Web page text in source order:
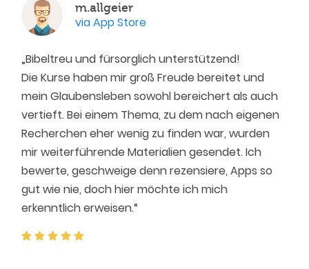
m.allgeier
via App Store
„Bibeltreu und fürsorglich unterstützend!
Die Kurse haben mir groß Freude bereitet und
mein Glaubensleben sowohl bereichert als auch
vertieft. Bei einem Thema, zu dem nach eigenen
Recherchen eher wenig zu finden war, wurden
mir weiterführende Materialien gesendet. Ich
bewerte, geschweige denn rezensiere, Apps so
gut wie nie, doch hier möchte ich mich
erkenntlich erweisen.“